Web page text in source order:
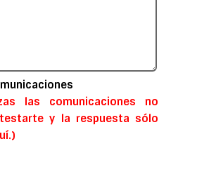
las comunicaciones no
y la respuesta sólo